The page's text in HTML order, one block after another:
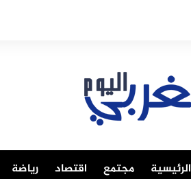
الرئيسية مجتمع اقتصاد رياضة